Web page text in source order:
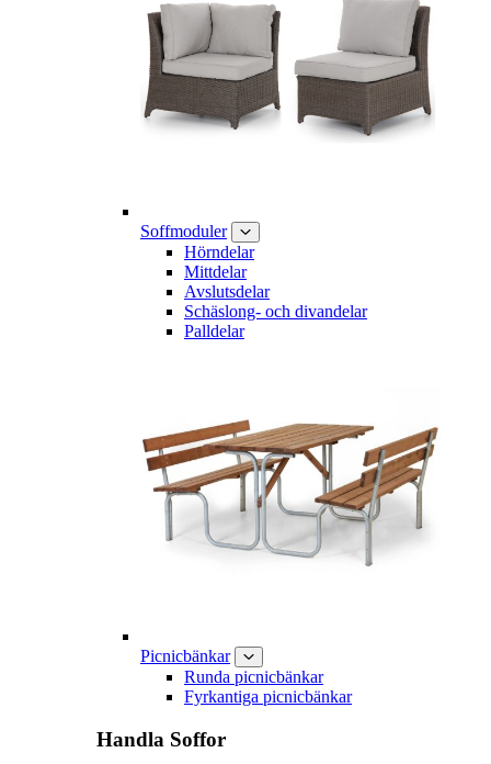
Soffmoduler
Hörndelar
Mittdelar
Avslutsdelar
Schäslong- och divandelar
Palldelar
Picnicbänkar
Runda picnicbänkar
Fyrkantiga picnicbänkar
Handla Soffor